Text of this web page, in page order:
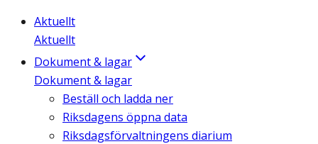
Aktuellt
Aktuellt
Dokument & lagar
Dokument & lagar
Beställ och ladda ner
Riksdagens öppna data
Riksdagsförvaltningens diarium